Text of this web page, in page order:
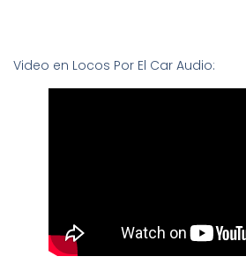
Video en Locos Por El Car Audio: